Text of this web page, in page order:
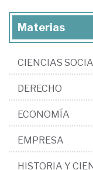
Materias
CIENCIAS
DERECHO
ECONOMÍA
EMPRESA
HISTORIA Y